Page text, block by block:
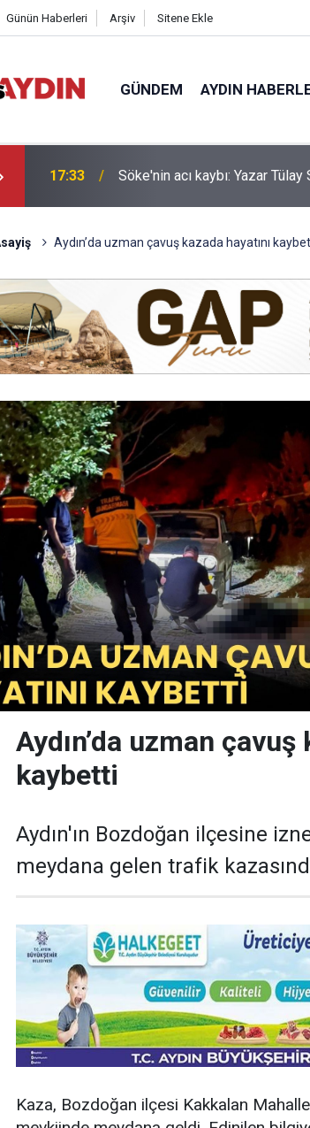
Günün Haberleri Arşiv Sitene Ekle
GÜNDEM AYDIN
17:23 Nazilli'de motosiklet kazası:
Aydın’da uzman çavuş kazada hayatını
Aydın’da uzman çavuş
kaybetti
Aydın'ın Bozdoğan ilçesine
meydana gelen trafik
Kaza, Bozdoğan ilçesi Kakkalan